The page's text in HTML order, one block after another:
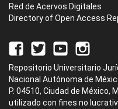
Red de Acervos Digitales
Directory of Open Access
Repositorio Universitario
Nacional Autónoma de
P. 04510, Ciudad de México,
utilizado con fines no